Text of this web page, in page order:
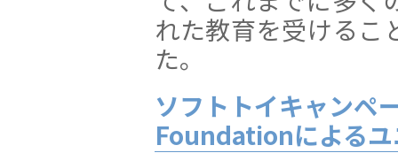
れた教育を受けるこ
た。
ソフトトイキャンペ
Foundationによる